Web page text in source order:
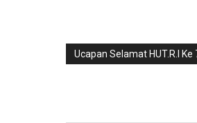
Ucapan Selamat HUT.R.I Ke